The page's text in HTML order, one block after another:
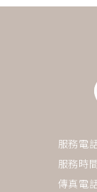
服務電
服務時
傳真電